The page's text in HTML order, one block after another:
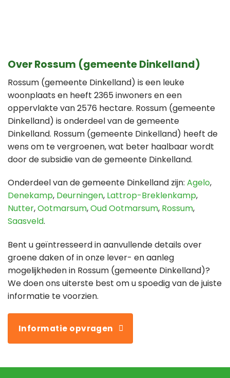
Over Rossum (gemeente Dinkelland)
Rossum (gemeente Dinkelland) is een leuke
woonplaats en heeft 2365 inwoners en een
oppervlakte van 2576 hectare. Rossum (gemeente
Dinkelland) is onderdeel van de gemeente
Dinkelland. Rossum (gemeente Dinkelland) heeft de
wens om te vergroenen, wat beter haalbaar wordt
door de subsidie van de gemeente Dinkelland.
Onderdeel van de gemeente Dinkelland zijn: Agelo,
Denekamp, Deurningen, Lattrop-Breklenkamp,
Nutter,Ootmarsum,Oud Ootmarsum, Rossum,
Saasveld.
Bent u geïntresseerd in aanvullende details over
groene daken of in onze lever- en aanleg
mogelijkheden in Rossum (gemeente Dinkelland)?
We doen ons uiterste best om u spoedig van de juiste
informatie te voorzien.
Informatie opvragen